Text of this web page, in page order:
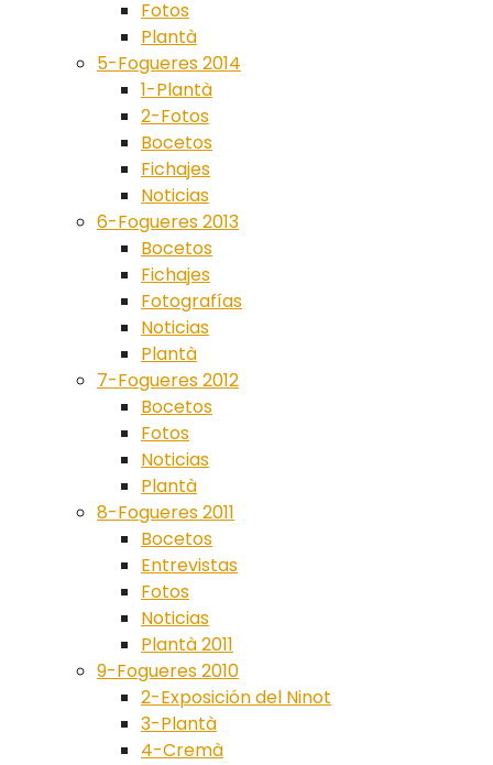
Fotos
Plantà
5-Fogueres 2014
1-Plantà
2-Fotos
Bocetos
Fichajes
Noticias
6-Fogueres 2013
Bocetos
Fichajes
Fotografías
Noticias
Plantà
7-Fogueres 2012
Bocetos
Fotos
Noticias
Plantà
8-Fogueres 2011
Bocetos
Entrevistas
Fotos
Noticias
Plantà 2011
9-Fogueres 2010
2-Exposición del Ninot
3-Plantà
4-Cremà